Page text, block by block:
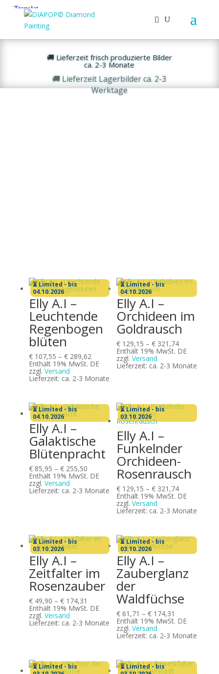
🚚 Lieferzeit frisch produzierte Bilder
ca. 2-3 Monate
🚚 Lieferzeit Lagerbilder ca. 2-3
Werktage
⏳ Limited - bis
04.10.2026
Elly A.I –
Leuchtende
Regenbogen
blüten
€107,55 – €289,62Preisspanne:
€ 107,55
€ 289,62
Enthält 19% MwSt. DE
zzgl. Versand
Lieferzeit: ca. 2-3 Monate
⏳ Limited - bis
04.10.2026
Elly A.I –
Orchideen im
Goldrausch
€129,15 – €321,74Preisspanne:
€ 129,15
€ 321,74
Enthält 19% MwSt. DE
zzgl. Versand
Lieferzeit: ca. 2-3 Monate
⏳ Limited - bis
04.10.2026
Elly A.I –
Galaktische
Blütenpracht
€85,95 – €255,50Preisspanne:
€ 85,95
€ 255,50
Enthält 19% MwSt. DE
zzgl. Versand
Lieferzeit: ca. 2-3 Monate
⏳ Limited - bis
03.10.2026
Elly A.I –
Funkelnder
Orchideen-
Rosenrausch
€129,15 – €321,74Preisspanne:
€ 129,15
€ 321,74
Enthält 19% MwSt. DE
zzgl. Versand
Lieferzeit: ca. 2-3 Monate
⏳ Limited - bis
03.10.2026
Elly A.I –
Zeitfalter im
Rosenzauber
€49,90 – €174,31 Preisspanne:
€ 49,90
€ 174,31
Enthält 19% MwSt. DE
zzgl. Versand
Lieferzeit: ca. 2-3 Monate
⏳ Limited - bis
03.10.2026
Elly A.I –
Zauberglanz
der
Waldfüchse
€61,71 – €174,31
€ 61,71
€ 174,31
Enthält 19% MwSt. DE
zzgl. Versand
Lieferzeit: ca. 2-3 Monate
⏳ Limited - bis
⏳ Limited - bis